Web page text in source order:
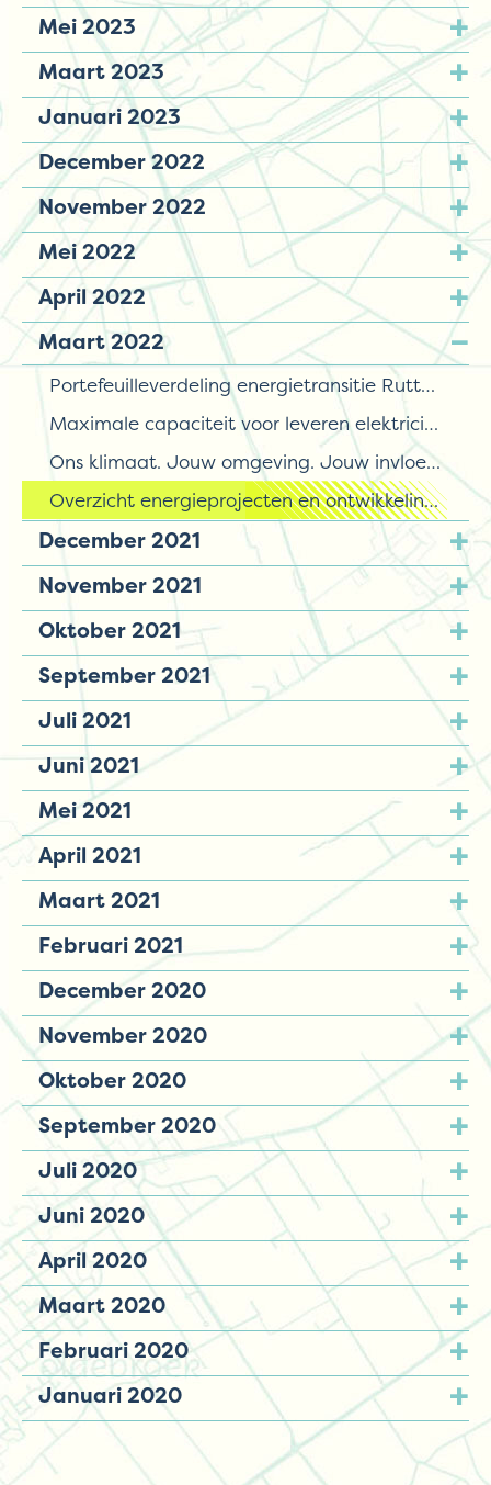
Mei 2023
Maart 2023
Januari 2023
December 2022
November 2022
Mei 2022
April 2022
Maart 2022
Portefeuilleverdeling energietransitie Rutte IV
Maximale capaciteit voor leveren elektriciteit bereikt in Nunspeet, Elburg en deel Oldebroek
Ons klimaat. Jouw omgeving. Jouw invloed.
Overzicht energieprojecten en ontwikkelingen op de Noord-Veluwe
December 2021
November 2021
Oktober 2021
September 2021
Juli 2021
Juni 2021
Mei 2021
April 2021
Maart 2021
Februari 2021
December 2020
November 2020
Oktober 2020
September 2020
Juli 2020
Juni 2020
April 2020
Maart 2020
Februari 2020
Januari 2020